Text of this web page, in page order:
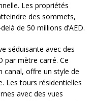
Les propriétés
des sommets,
de 50 millions d’AED.
séduisante avec des
par mètre carré. Ce
canal, offre un style de
Les tours résidentielles
avec des vues